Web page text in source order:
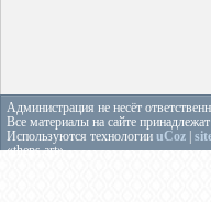
Администрация не несёт
Все материалы на сайте
Используются технологии uCoz
«theps.art»